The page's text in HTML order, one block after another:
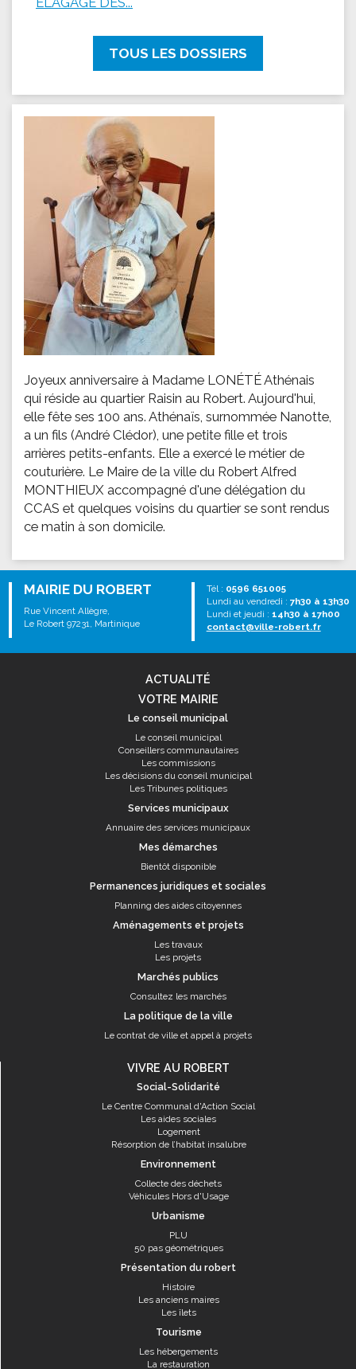
TOUS LES DOSSIERS
Joyeux anniversaire à Madame LONÉTÉ Athénais
qui réside au quartier Raisin au Robert. Aujourd'hui,
elle fête ses 100 ans. Athénaïs, surnommée Nanotte,
a un fils (André Clédor), une petite fille et trois
arrières petits-enfants. Elle a exercé le métier de
couturière. Le Maire de la ville du Robert Alfred
MONTHIEUX accompagné d'une délégation du
CCAS et quelques voisins du quartier se sont rendus
ce matin à son domicile.
MAIRIE DU ROBERT
Rue Vincent Allègre,
Le Robert 97231, Martinique
Tél : 0596 651005
Lundi au vendredi : 7h30 à 13h30
Lundi et jeudi : 14h30 à 17h00
contact@ville-robert.fr
ACTUALITÉ
VOTRE MAIRIE
Le conseil municipal
Le conseil municipal
Conseillers communautaires
Les commissions
Les décisions du conseil municipal
Les Tribunes politiques
Services municipaux
Annuaire des services municipaux
Mes démarches
Bientôt disponible
Permanences juridiques et sociales
Planning des aides citoyennes
Aménagements et projets
Les travaux
Les projets
Marchés publics
Consultez les marchés
La politique de la ville
Le contrat de ville et appel à projets
VIVRE AU ROBERT
Social-Solidarité
Le Centre Communal d'Action Social
Les aides sociales
Logement
Résorption de l’habitat insalubre
Environnement
Collecte des déchets
Véhicules Hors d'Usage
Urbanisme
PLU
50 pas géométriques
Présentation du robert
Histoire
Les anciens maires
Les îlets
Tourisme
Les hébergements
La restauration